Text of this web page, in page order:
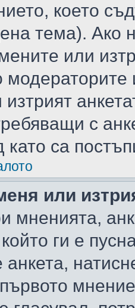
което
тема). Ако
или
с
като са
или
мненията,
ги е